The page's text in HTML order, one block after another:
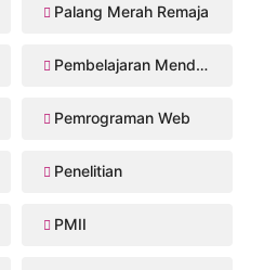
Palang Merah Remaja
Pembelajaran Mendalam
Pemrograman Web
Penelitian
PMII